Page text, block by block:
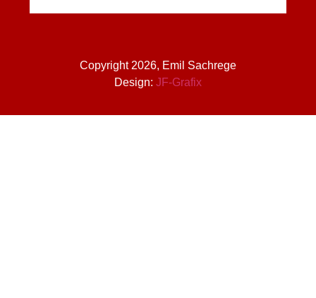
Copyright 2026, Emil Sachrege
Design: JF-Grafix